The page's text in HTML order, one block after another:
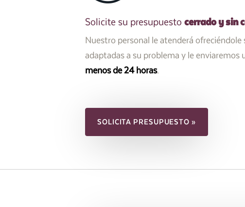
Solicite su presupuesto cerrado y sin
Nuestro personal le atenderá ofreciéndole
adaptadas a su problema y le enviaremos
menos de 24 horas.
SOLICITA PRESUPUESTO »